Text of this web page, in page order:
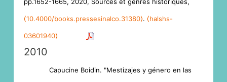
⟨10.4000/books.pressesinalco.31380⟩. ⟨halshs-
03601940⟩
2010
Capucine Boidin. "Mestizajes y género en las